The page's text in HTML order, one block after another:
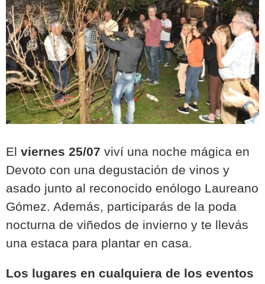
El viernes 25/07 viví una noche mágica en
Devoto con una degustación de vinos y
asado junto al reconocido enólogo Laureano
Gómez. Además, participarás de la poda
nocturna de viñedos de invierno y te llevás
una estaca para plantar en casa.
Los lugares en cualquiera de los eventos